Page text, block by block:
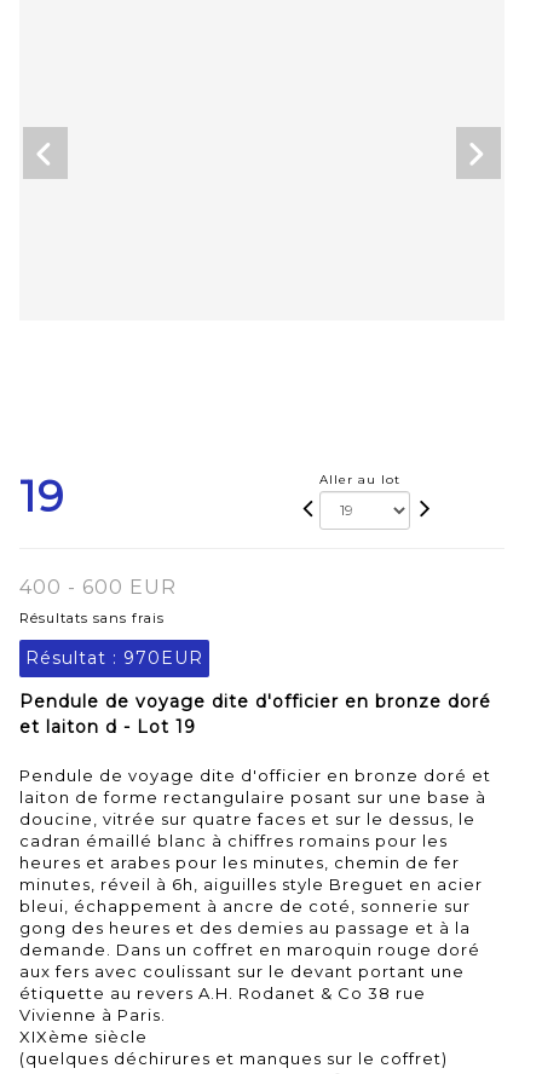
19 Aller au lot
400 - 600 EUR
Résultats sans frais
Résultat : 970EUR
Pendule de voyage dite d'officier en bronze doré
et laiton d - Lot 19
Pendule de voyage dite d'officier en bronze doré et
laiton de forme rectangulaire posant sur une base à
doucine, vitrée sur quatre faces et sur le dessus, le
cadran émaillé blanc à chiffres romains pour les
heures et arabes pour les minutes, chemin de fer
minutes, réveil à 6h, aiguilles style Breguet en acier
bleui, échappement à ancre de coté, sonnerie sur
gong des heures et des demies au passage et à la
demande. Dans un coffret en maroquin rouge doré
aux fers avec coulissant sur le devant portant une
étiquette au revers A.H. Rodanet & Co 38 rue
Vivienne à Paris.
XIXème siècle
(quelques déchirures et manques sur le coffret)